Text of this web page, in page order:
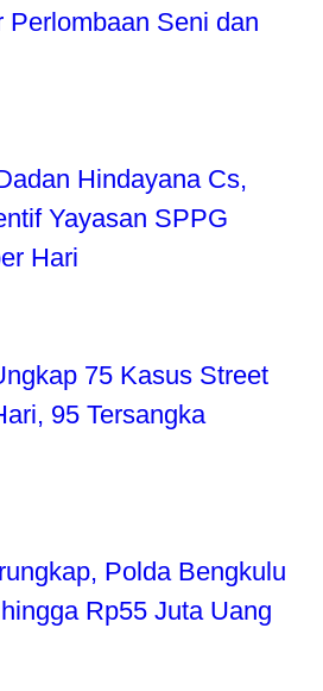
Perlombaan Seni dan
Hindayana Cs,
Yayasan SPPG
Hari
75 Kasus Street
95 Tersangka
Polda Bengkulu
Rp55 Juta Uang